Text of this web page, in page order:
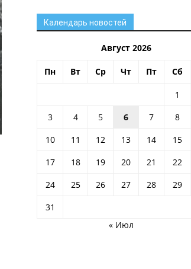
Календарь новостей
Август 2026
Пн Вт Ср Чт Пт Сб
1
3
4 5 6 7 8
10
11 12 13 14 15
17
18 19 20 21 22
24
25 26 27 28 29
31
« Июл